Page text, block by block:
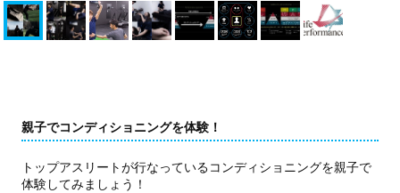
親子でコンディショニングを体験！
トップアスリートが行なっているコンディショニングを親子で
体験してみましょう！